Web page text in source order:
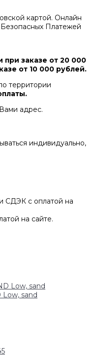
картой. Онлайн
Безопасных Платежей
при заказе от 20 000
от 10 000 рублей.
территории
адрес.
индивидуально,
СДЭК с оплатой на
на сайте.
Low, sand